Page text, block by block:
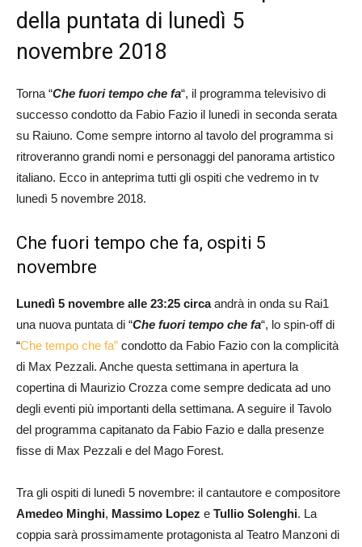
della puntata di lunedì 5
novembre 2018
Torna “Che fuori tempo che fa“, il programma televisivo di
successo condotto da Fabio Fazio il lunedì in seconda serata
su Raiuno. Come sempre intorno al tavolo del programma si
ritroveranno grandi nomi e personaggi del panorama artistico
italiano. Ecco in anteprima tutti gli ospiti che vedremo in tv
lunedì 5 novembre 2018.
Che fuori tempo che fa, ospiti 5
novembre
Lunedì 5 novembre alle 23:25 circaandrà in onda su Rai1
una nuova puntata di “Che fuori tempo che fa“, lo spin-off di
“Che tempo che fa” condotto da Fabio Fazio con la complicità
di Max Pezzali. Anche questa settimana in apertura la
copertina di Maurizio Crozza come sempre dedicata ad uno
degli eventi più importanti della settimana. A seguire il Tavolo
del programma capitanato da Fabio Fazio e dalla presenze
fisse di Max Pezzali e del Mago Forest.
Tra gli ospiti di lunedì 5 novembre: il cantautore e compositore
Amedeo Minghi, Massimo Lopez e Tullio Solenghi. La
coppia sarà prossimamente protagonista al Teatro Manzoni di